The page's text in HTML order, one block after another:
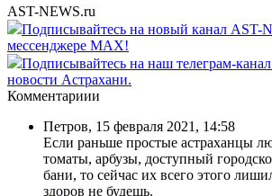
AST-NEWS.ru
Подписывайтесь на новый канал AST-
мессенджере MAX!
Подписывайтесь на наш телеграм-
новости Астрахани.
Комментариии
Петров, 15 февраля 2021, 14:58
Если раньше простые астраханцы
томаты, арбузы, доступный
бани, то сейчас их всего этого
здоров не будешь.